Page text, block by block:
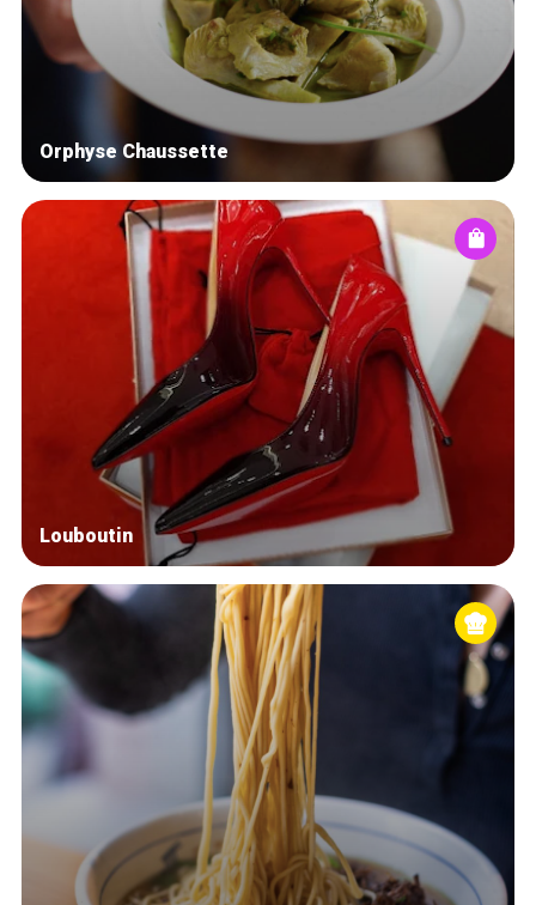
Home
Our top picks
Neighborhoods
Blog
Tops 10
Brussels Knowhow
About us
Orphyse Chaussette
Louboutin